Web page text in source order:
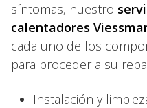
síntomas, nuestro
calentadores
cada uno de los
para proceder a su
Instalación y